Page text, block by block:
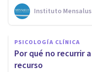
Instituto Mensalus
PSICOLOGÍA CLÍNICA
Por qué no recurrir
recurso